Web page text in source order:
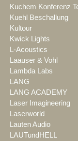
Kuchem Konferenz
Kuehl Beschallung
Kultour
Kwick Lights
L-Acoustics
Laauser & Vohl
Lambda Labs
LANG
LANG ACADEMY
Laser Imagineering
Laserworld
Lauten Audio
LAUTundHELL